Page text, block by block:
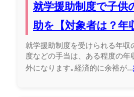
就学援助制度で子供
助を【対象者は？年
就学援助制度を受けられる年収
度などの手当は、ある程度の年
外になります｡経済的に余裕が...